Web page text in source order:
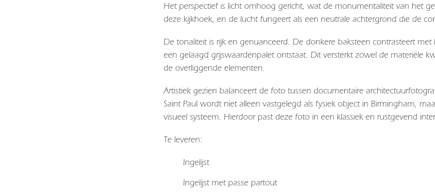
Het perspectief is licht omhoog gericht, wat de monumentaliteit van het
deze kijkhoek, en de lucht fungeert als een neutrale achtergrond die de
De tonaliteit is rijk en genuanceerd. De donkere baksteen contrasteert
een gelaagd grijswaardenpalet ontstaat. Dit versterkt zowel de materiële
de overliggende elementen.
Artistiek gezien balanceert de foto tussen documentaire
Saint Paul wordt niet alleen vastgelegd als fysiek object in Birmingham,
visueel systeem. Hierdoor past deze foto in een klassiek en rustgevend
Te leveren:
Ingelijst
Ingelijst met passe partout